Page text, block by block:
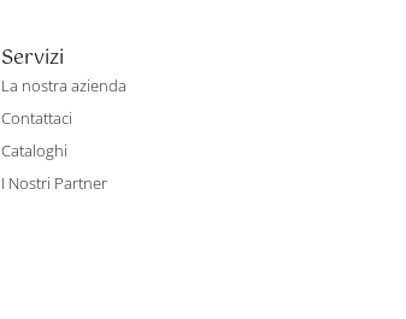
Servizi
La nostra azienda
Contattaci
Cataloghi
I Nostri Partner